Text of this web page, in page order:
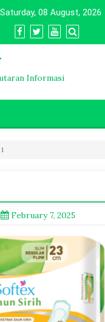
08 August, 2026
Informasi
1
February 7, 2025